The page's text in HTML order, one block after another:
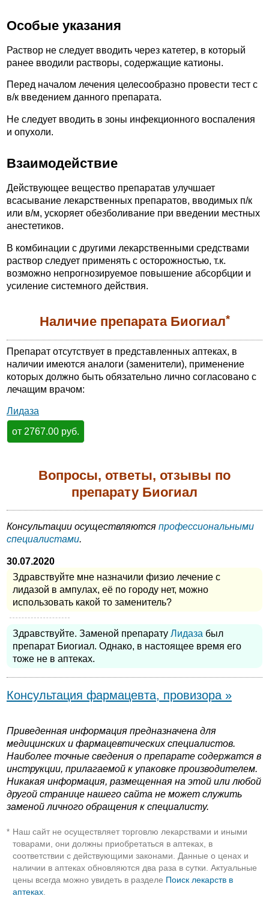
Особые указания
Раствор не следует вводить через катетер, в который
ранее вводили растворы, содержащие катионы.
Перед началом лечения целесообразно провести тест с
в/к введением данного препарата.
Не следует вводить в зоны инфекционного воспаления
и опухоли.
Взаимодействие
Действующее вещество препаратав улучшает
всасывание лекарственных препаратов, вводимых п/к
или в/м, ускоряет обезболивание при введении местных
анестетиков.
В комбинации с другими лекарственными средствами
раствор следует применять с осторожностью, т.к.
возможно непрогнозируемое повышение абсорбции и
усиление системного действия.
Наличие препарата Биогиал*
Препарат отсутствует в представленных аптеках, в
наличии имеются аналоги (заменители), применение
которых должно быть обязательно лично согласовано с
лечащим врачом:
Лидаза
от 2767.00 руб.
Вопросы, ответы, отзывы по
препарату Биогиал
Консультации осуществляются профессиональными
специалистами.
30.07.2020
Здравствуйте мне назначили физио лечение с
лидазой в ампулах, её по городу нет, можно
использовать какой то заменитель?
Здравствуйте. Заменой препарату Лидаза был
препарат Биогиал. Однако, в настоящее время его
тоже не в аптеках.
Консультация фармацевта, провизора »
Приведенная информация предназначена для
медицинских и фармацевтических специалистов.
Наиболее точные сведения о препарате содержатся в
инструкции, прилагаемой к упаковке производителем.
Никакая информация, размещенная на этой или любой
другой странице нашего сайта не может служить
заменой личного обращения к специалисту.
* Наш сайт не осуществляет торговлю лекарствами и иными
товарами, они должны приобретаться в аптеках, в
соответствии с действующими законами. Данные о ценах и
наличии в аптеках обновляются два раза в сутки. Актуальные
цены всегда можно увидеть в разделе Поиск лекарств в
аптеках.